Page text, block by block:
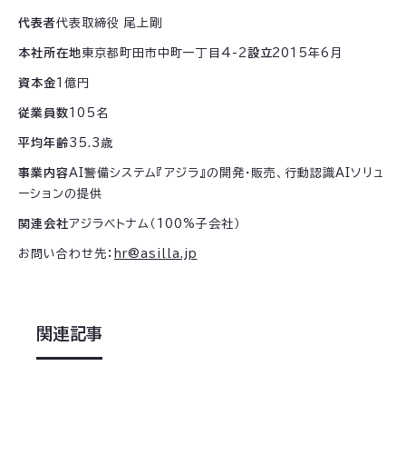
代表者代表取締役 尾上剛
本社所在地東京都町田市中町一丁目4-2設立2015年6月
資本金1億円
従業員数105名
平均年齢35.3歳
事業内容AI警備システム『アジラ』の開発・販売、行動認識AIソリュ
ーションの提供
関連会社アジラベトナム（100%子会社）
お問い合わせ先： hr@asilla.jp
関連記事